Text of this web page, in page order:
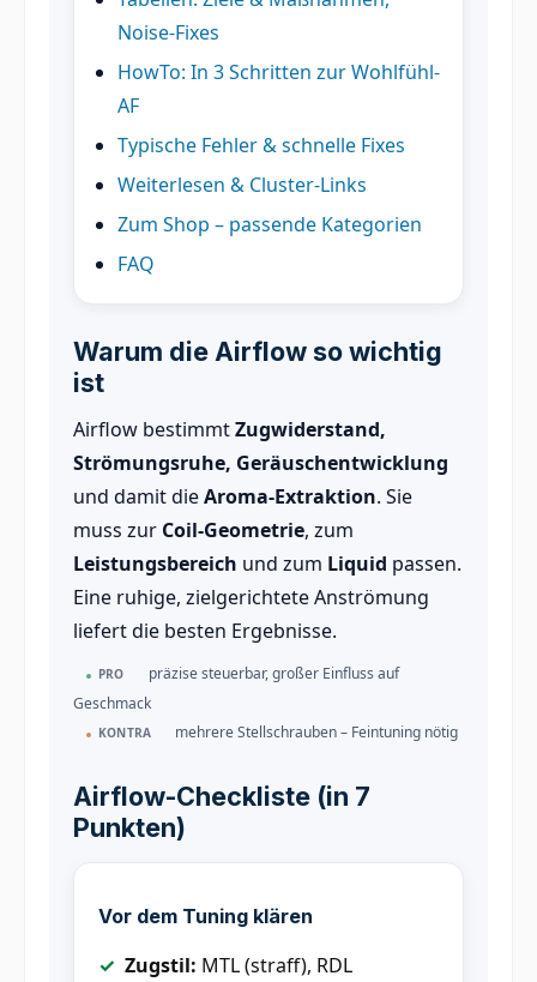
Noise-Fixes
HowTo: In 3 Schritten zur Wohlfühl-
AF
Typische Fehler & schnelle Fixes
Weiterlesen & Cluster-Links
Zum Shop – passende Kategorien
FAQ
Warum die Airflow so wichtig
ist
Airflow bestimmtZugwiderstand,
Strömungsruhe, Geräuschentwicklung
und damit dieAroma-Extraktion. Sie
muss zur Coil-Geometrie, zum
Leistungsbereich und zum Liquid passen.
Eine ruhige, zielgerichtete Anströmung
liefert die besten Ergebnisse.
PRO
präzise steuerbar, großer Einfluss auf
Geschmack
KONTRA mehrere Stellschrauben – Feintuning nötig
Airflow-Checkliste (in 7
Punkten)
Vor dem Tuning klären
Zugstil: MTL (straff), RDL